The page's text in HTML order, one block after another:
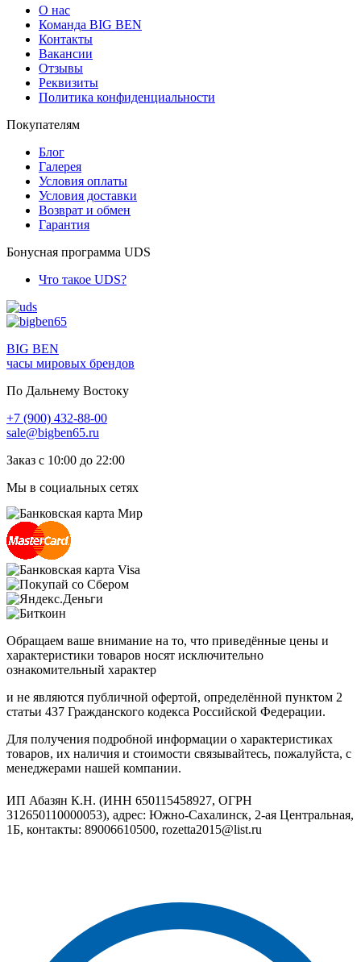
О нас
Команда BIG BEN
Контакты
Вакансии
Отзывы
Реквизиты
Политика конфиденциальности
Покупателям
Блог
Галерея
Условия оплаты
Условия доставки
Возврат и обмен
Гарантия
Бонусная программа UDS
Что такое UDS?
BIG BEN
часы мировых брендов
По Дальнему Востоку
+7 (900) 432-88-00
sale@bigben65.ru
Заказ с 10:00 до 22:00
Мы в социальных сетях
Обращаем ваше внимание на то, что приведённые цены и
характеристики товаров носят исключительно
ознакомительный характер
и не являются публичной офертой, определённой пунктом 2
статьи 437 Гражданского кодекса Российской Федерации.
Для получения подробной информации о характеристиках
товаров, их наличия и стоимости связывайтесь, пожалуйста, с
менеджерами нашей компании.
ИП Абазян К.Н. (ИНН 650115458927, ОГРН
312650110000053), адрес: Южно-Сахалинск, 2-ая Центральная,
1Б, контакты: 89006610500, rozetta2015@list.ru